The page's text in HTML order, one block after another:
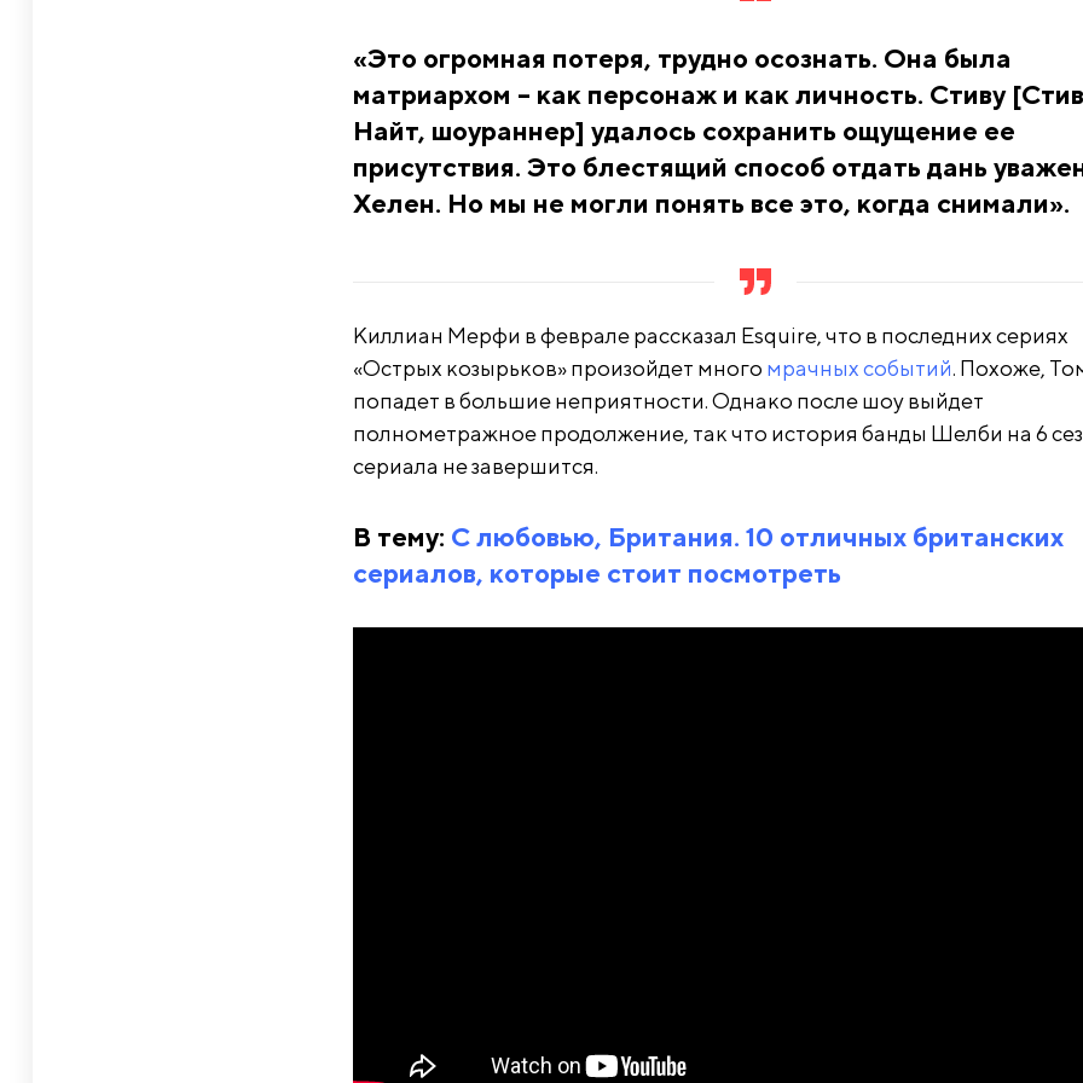
«Это огромная потеря, трудно осознать. Она была
матриархом – как персонаж и как личность. Стиву
Найт, шоураннер] удалось сохранить ощущение ее
присутствия. Это блестящий способ отдать дань
Хелен. Но мы не могли понять все это, когда снимали».
Киллиан Мерфи в феврале рассказал Esquire, что в последних сериях
«Острых козырьков» произойдет много мрачных событий. Похоже,
попадет в большие неприятности. Однако после шоу выйдет
полнометражное продолжение, так что история банды Шелби на 6
сериала не завершится.
В тему: С любовью, Британия. 10 отличных британских
сериалов, которые стоит посмотреть